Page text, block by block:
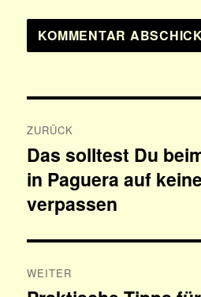
ZURÜCK
Vorheriger
Beitrag:
Das solltest Du
in Paguera auf
verpassen
WEITER